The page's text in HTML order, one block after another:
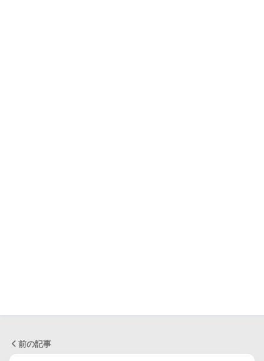
前の記事